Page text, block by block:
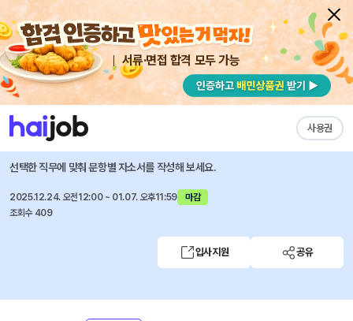
서류·면접 합격 모두 가능
사용권
채용공고 자소서 자유항목 자소서 내 작성목록
세스코 즐겨찾기
기구개발 및 설계
선택한 직무에 맞춰 문항별 자소서를 작성해 보세요.
2025.12.24. 오전12:00 ~ 01.07. 오후11:59
마감
조회수 409
입사지원 공유